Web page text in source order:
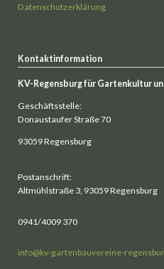
Datenschutzerklärung
Kontaktinformation
KV-Regensburg für Gartenkultur
Geschäftsstelle:
Donaustaufer Straße 70
93059 Regensburg
Postanschrift:
Altmühlstraße 3, 93059 Regensburg
0941/4009 370
info@kv-gartenbauvereine-